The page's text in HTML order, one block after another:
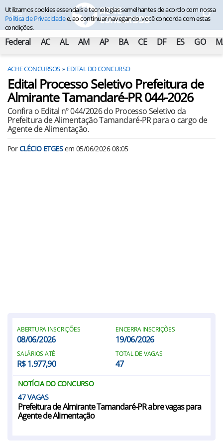
Federal AC AL AM AP BA CE DF ES GO
ACHE CONCURSOS EDITAL DO CONCURSO
Edital Processo Seletivo Prefeitura de
Almirante Tamandaré-PR 044-2026
Confira o Edital nº 044/2026 do Processo Seletivo da
Prefeitura de Alimentação Tamandaré-PR para o cargo de
Agente de Alimentação.
PorCLÉCIO ETGESem 05/06/2026 08:05
ABERTURA INSCRIÇÕES
08/06/2026
ENCERRA INSCRIÇÕES
19/06/2026
SALÁRIOS ATÉ
R$ 1.977,90
TOTAL DE VAGAS
47
NOTÍCIA DO CONCURSO
47
Prefeitura de Almirante Tamandaré-PR abre vagas para
Agente de Alimentação
Utilizamos cookies essenciais e tecnologias semelhantes de acordo com nossa
Política de Privacidadee, ao continuar navegando, você concorda com estas
condições.